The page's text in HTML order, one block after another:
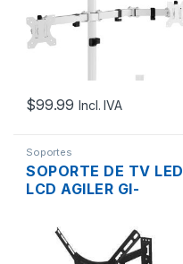
$99.99 Incl. IVA
Soportes
SOPORTE DE TV LED
LCD AGILER GI-
FIJO